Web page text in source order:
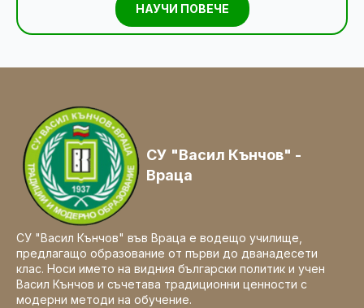
НАУЧИ ПОВЕЧЕ
СУ "Васил Кънчов" -
Враца
СУ "Васил Кънчов" във Враца е водещо училище,
предлагащо образование от първи до дванадесети
клас. Носи името на видния български политик и учен
Васил Кънчов и съчетава традиционни ценности с
модерни методи на обучение.